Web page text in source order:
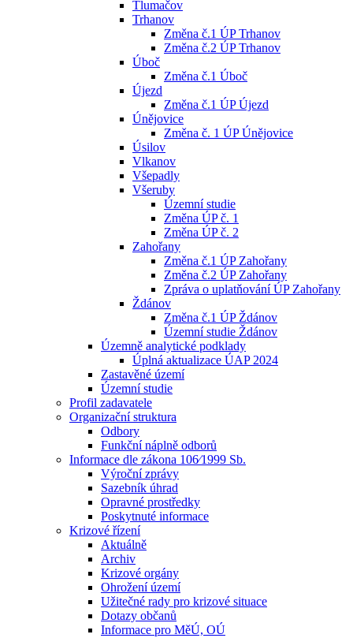
Tlumačov
Trhanov
Změna č.1 ÚP Trhanov
Změna č.2 ÚP Trhanov
Úboč
Změna č.1 Úboč
Újezd
Změna č.1 ÚP Újezd
Únějovice
Změna č. 1 ÚP Únějovice
Úsilov
Vlkanov
Všepadly
Všeruby
Územní studie
Změna ÚP č. 1
Změna ÚP č. 2
Zahořany
Změna č.1 ÚP Zahořany
Změna č.2 ÚP Zahořany
Zpráva o uplatňování ÚP Zahořany
Ždánov
Změna č.1 ÚP Ždánov
Územní studie Ždánov
Územně analytické podklady
Úplná aktualizace ÚAP 2024
Zastavěné území
Územní studie
Profil zadavatele
Organizační struktura
Odbory
Funkční náplně odborů
Informace dle zákona 106⁄1999 Sb.
Výroční zprávy
Sazebník úhrad
Opravné prostředky
Poskytnuté informace
Krizové řízení
Aktuálně
Archiv
Krizové orgány
Ohrožení území
Užitečné rady pro krizové situace
Dotazy občanů
Informace pro MěÚ, OÚ